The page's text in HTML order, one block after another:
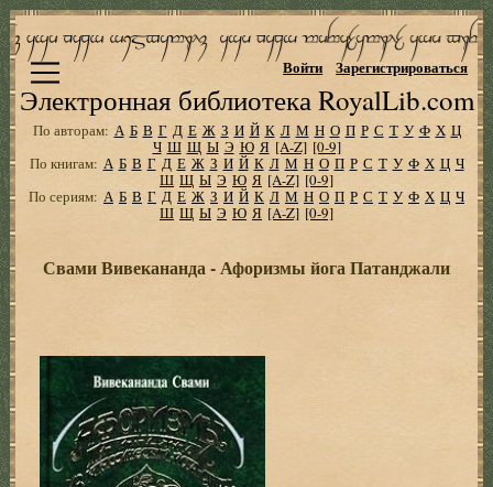
Электронная библиотека RoyalLib.com
Войти Зарегистрироваться
По авторам: А Б В Г Д Е Ж З И Й К Л М Н О П Р С Т У Ф Х Ц
Ч Ш Щ Ы Э Ю Я [A-Z] [0-9]
По книгам: А Б В Г Д Е Ж З И Й К Л М Н О П Р С Т У Ф Х Ц Ч
Ш Щ Ы Э Ю Я [A-Z] [0-9]
По сериям: А Б В Г Д Е Ж З И Й К Л М Н О П Р С Т У Ф Х Ц Ч
Ш Щ Ы Э Ю Я [A-Z] [0-9]
Свами Вивекананда - Афоризмы йога Патанджали